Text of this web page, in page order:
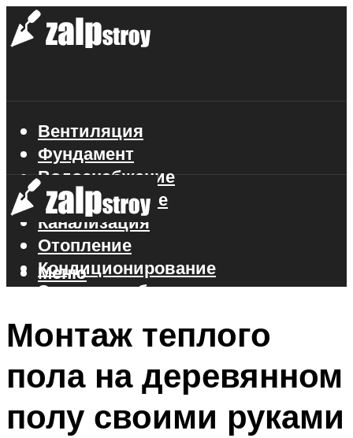
Вентиляция
Фундамент
Водоснабжение
Газоснабжение
Канализация
Отопление
Кондиционирование
Электроснабжение
Меню
Меню
Монтаж теплого
пола на деревянном
полу своими руками